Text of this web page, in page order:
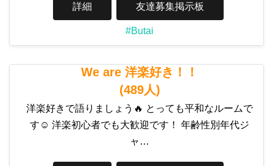
詳細 友達募集掲示板
#Butai
We are 洋楽好き！！
(489人)
洋楽好きで語りましょう🔥 とっても平和なルームで
す☺️ 洋楽初心者でも大歓迎です！ 年齢性別年代ジ
ャ…